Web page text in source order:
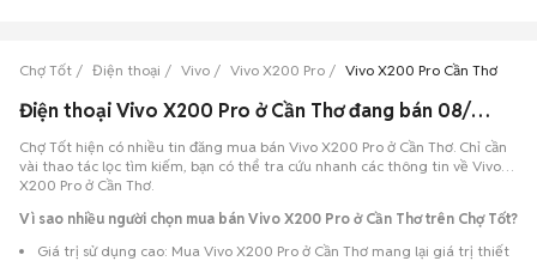
Chợ Tốt Điện thoại Vivo Vivo X200 Pro Vivo X200 Pro Cần Thơ
Điện thoại Vivo X200 Pro ở Cần Thơ đang bán 08/2026
Chợ Tốt hiện có nhiều tin đăng mua bán Vivo X200 Pro ở Cần Thơ. Chỉ cần
vài thao tác lọc tìm kiếm, bạn có thể tra cứu nhanh các thông tin về Vivo
X200 Pro ở Cần Thơ.
Vì sao nhiều người chọn mua bán Vivo X200 Pro ở Cần Thơ trên Chợ Tốt?
Giá trị sử dụng cao: Mua Vivo X200 Pro ở Cần Thơ mang lại giá trị thiết